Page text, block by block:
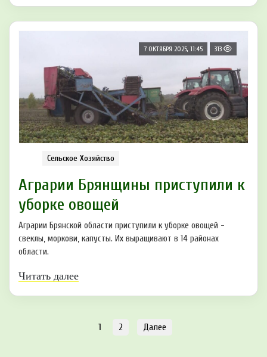
7 ОКТЯБРЯ 2025, 11:45 313
Сельское Хозяйство
Аграрии Брянщины приступили к
уборке овощей
Аграрии Брянской области приступили к уборке овощей -
свеклы, моркови, капусты. Их выращивают в 14 районах
области.
Читать далее
1 2 Далее